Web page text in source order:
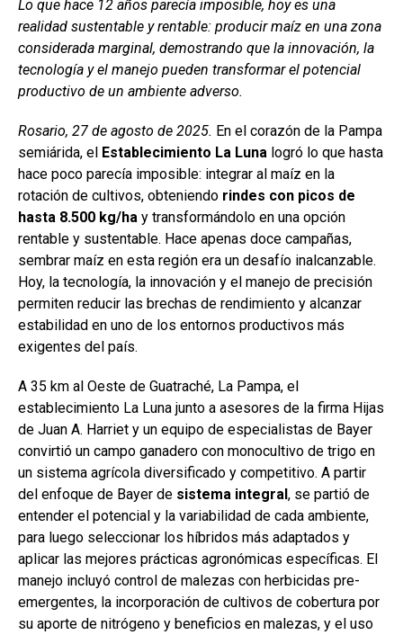
ce
b
o
o
k
at
s
A
p
p
ke
dI
n
m
p
ar
tir
Lo que hace 12 años parecía imposible, hoy es una
realidad sustentable y rentable: producir maíz en una zona
considerada marginal, demostrando que la innovación, la
tecnología y el manejo pueden transformar el potencial
productivo de un ambiente adverso.
Rosario, 27 de agosto de 2025. En el corazón de la Pampa
semiárida, el Establecimiento La Luna logró lo que hasta
hace poco parecía imposible: integrar al maíz en la
rotación de cultivos, obteniendo rindes con picos de
hasta 8.500 kg/ha y transformándolo en una opción
rentable y sustentable. Hace apenas doce campañas,
sembrar maíz en esta región era un desafío inalcanzable.
Hoy, la tecnología, la innovación y el manejo de precisión
permiten reducir las brechas de rendimiento y alcanzar
estabilidad en uno de los entornos productivos más
exigentes del país.
A 35 km al Oeste de Guatraché, La Pampa, el
establecimiento La Luna junto a asesores de la firma Hijas
de Juan A. Harriet y un equipo de especialistas de Bayer
convirtió un campo ganadero con monocultivo de trigo en
un sistema agrícola diversificado y competitivo. A partir
del enfoque de Bayer de sistema integral, se partió de
entender el potencial y la variabilidad de cada ambiente,
para luego seleccionar los híbridos más adaptados y
aplicar las mejores prácticas agronómicas específicas. El
manejo incluyó control de malezas con herbicidas pre-
emergentes, la incorporación de cultivos de cobertura por
su aporte de nitrógeno y beneficios en malezas, y el uso